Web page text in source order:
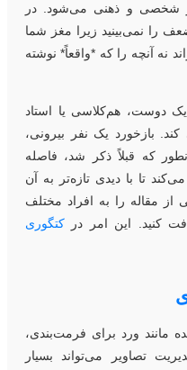
و ذهنی می‌شود. در
نمی‌بینید زیرا مغز شما
را که *واقعاً* نوشته
هم‌کلاسی یا استاد
بازخورد یک نفر بیرونی،
قبلاً ذکر شد، فاصله
با دیدی تازه‌تر به آن
را به افراد مختلف
این امر در کتگوری
ورد برای فرمت‌بندی،
می‌تواند بسیار